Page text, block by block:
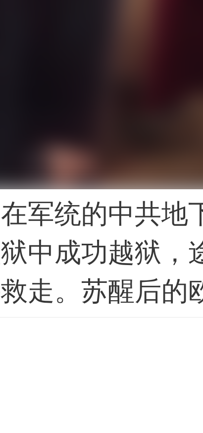
军统的中共地
中成功越狱，
走。苏醒后的
，秘密调查并
间，他与中共